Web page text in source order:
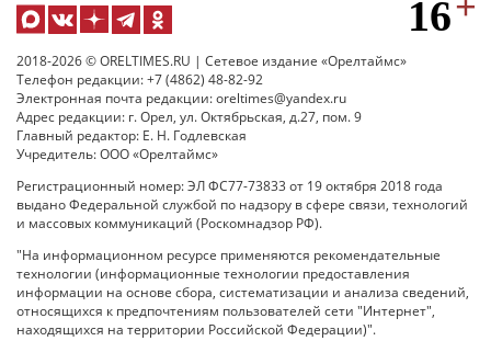
2018-2026 © ORELTIMES.RU | Сетевое издание «Орелтаймс»
Телефон редакции: +7 (4862) 48-82-92
Электронная почта редакции: oreltimes@yandex.ru
Адрес редакции: г. Орел, ул. Октябрьская, д.27, пом. 9
Главный редактор: Е. Н. Годлевская
Учредитель: ООО «Орелтаймс»
Регистрационный номер: ЭЛ ФС77-73833 от 19 октября 2018 года
выдано Федеральной службой по надзору в сфере связи, технологий
и массовых коммуникаций (Роскомнадзор РФ).
"На информационном ресурсе применяются рекомендательные
технологии (информационные технологии предоставления
информации на основе сбора, систематизации и анализа сведений,
относящихся к предпочтениям пользователей сети "Интернет",
находящихся на территории Российской Федерации)".